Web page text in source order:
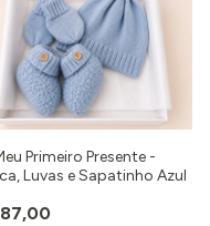
Primeiro Presente -
Luvas e Sapatinho Azul